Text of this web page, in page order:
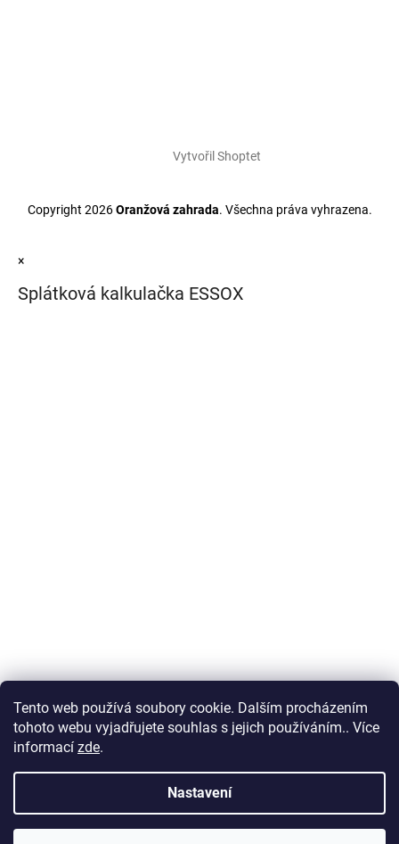
Tento web používá soubory cookie. Dalším procházením
tohoto webu vyjadřujete souhlas s jejich používáním.. Více
informací zde.
Nastavení
Vytvořil Shoptet
Copyright 2026Oranžová zahrada. Všechna práva vyhrazena.
×
Splátková kalkulačka ESSOX